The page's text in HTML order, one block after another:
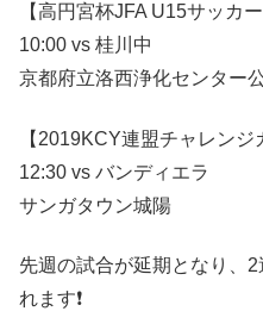
【高円宮杯JFA U15サッカ
10:00 vs 桂川中
京都府立洛西浄化センター
【2019KCY連盟チャレンジ
12:30 vs バンディエラ
サンガタウン城陽
先週の試合が延期となり、
れます❗️